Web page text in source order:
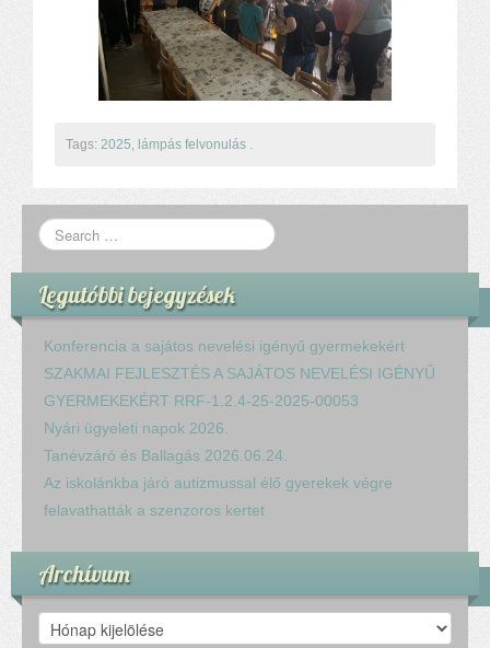
Komplex közlekedés Egészségfejlesztés
Nyelvi vetélkedő
Hagyománnyá tehető iskolai rendezvény
TÁMOP-3.3.15.
Kutyaterápia
RRF-1.2.4-25-2025-00053
Elérhetőségek
Fogadóóra
Tájékoztatás
Állásajánlatok
Tags: 2025, lámpás felvonulás .
Legutóbbi bejegyzések
Konferencia a sajátos nevelési igényű gyermekekért
SZAKMAI FEJLESZTÉS A SAJÁTOS NEVELÉSI IGÉNYŰ
GYERMEKEKÉRT RRF-1.2.4-25-2025-00053
Nyári ügyeleti napok 2026.
Tanévzáró és Ballagás 2026.06.24.
Az iskolánkba járó autizmussal élő gyerekek végre
felavathatták a szenzoros kertet
Archívum
Archívum